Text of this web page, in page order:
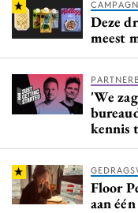
Deze
meest
'We
kennis
Floor
aan